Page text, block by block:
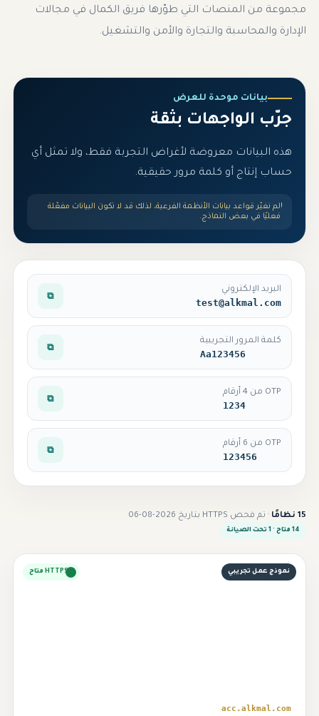
مجموعة من المنصات التي طوّرها فريق الكمال في مجالات
الإدارة والمحاسبة والتجارة والأمن والتشغيل.
بيانات موحدة للعرض
جرّب الواجهات بثقة
هذه البيانات معروضة لأغراض التجربة فقط، ولا تمثل أي
حساب إنتاج أو كلمة مرور حقيقية.
!لم نغيّر قواعد بيانات الأنظمة الفرعية، لذلك قد لا تكون البيانات مفعّلة
فعليًا في بعض النماذج.
البريد الإلكتروني
test@alkmal.com
⧉
كلمة المرور التجريبية
Aa123456
⧉
OTP من 4 أرقام
1234
⧉
OTP من 6 أرقام
123456
⧉
15 نظامًا · تم فحص HTTPS بتاريخ 2026-08-06
14 متاح · 1 تحت الصيانة
نموذج عمل تجريبي HTTPS متاح
acc.alkmal.com